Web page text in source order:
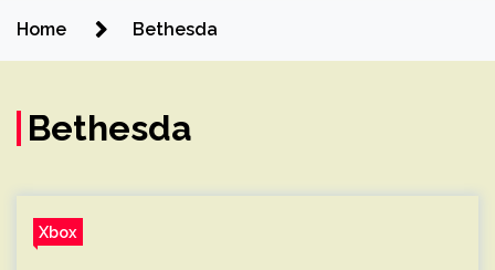
Home Bethesda
Bethesda
Xbox